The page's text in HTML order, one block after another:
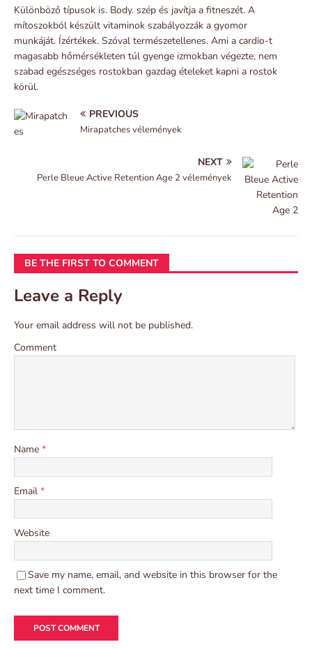
Különböző típusok is. Body. szép és javítja a fitneszét. A
mítoszokból készült vitaminok szabályozzák a gyomor
munkáját. Ízértékek. Szóval természetellenes. Ami a cardio-t
magasabb hőmérsékleten túl gyenge izmokban végezte, nem
szabad egészséges rostokban gazdag ételeket kapni a rostok
körül.
PREVIOUS
Mirapatches vélemények
NEXT
Perle Bleue Active Retention Age 2 vélemények
BE THE FIRST TO COMMENT
Leave a Reply
Your email address will not be published.
Comment
Name *
Email *
Website
Save my name, email, and website in this browser for the
next time I comment.